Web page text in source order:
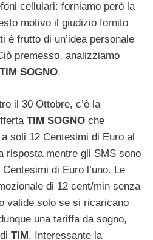
cellulari: forniamo però la
motivo il giudizio fornito
è frutto di un’idea personale
premesso, analizziamo
SOGNO.
il 30 Ottobre, c’è la
TIM SOGNO che
soli 12 Centesimi di Euro al
risposta mentre gli SMS sono
di Euro l’uno. Le
di 12 cent/min senza
valide solo se si ricaricano
una tariffa da sogno,
TIM. Interessante la